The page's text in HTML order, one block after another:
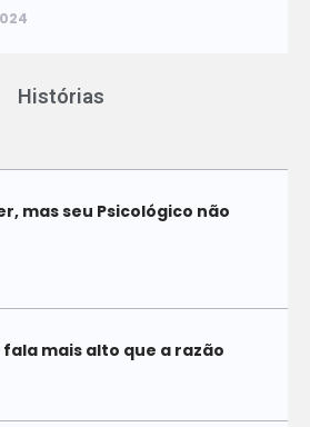
Histórias
mas seu Psicológico não
mais alto que a razão